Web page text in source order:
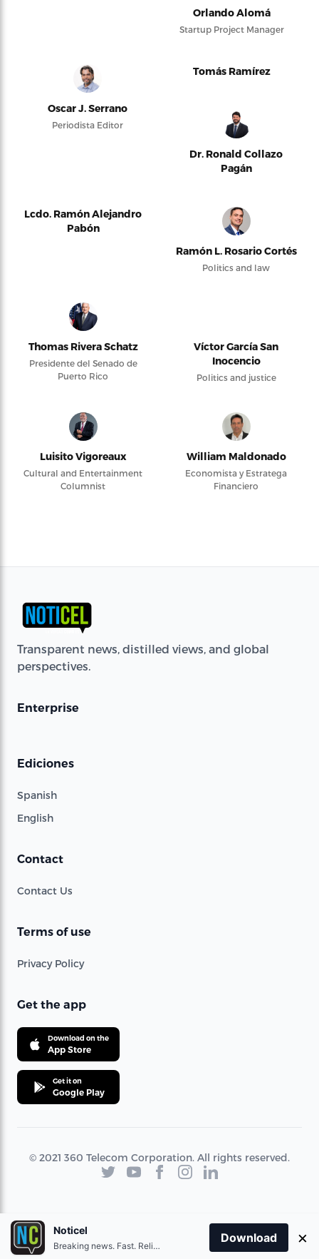
Orlando Alomá
Startup Project Manager
Oscar J. Serrano
Periodista Editor
Tomás Ramírez
Dr. Ronald Collazo
Pagán
Lcdo. Ramón Alejandro
Pabón
Ramón L. Rosario Cortés
Politics and law
Thomas Rivera Schatz
Presidente del Senado de
Puerto Rico
Víctor García San
Inocencio
Politics and justice
Luisito Vigoreaux
Cultural and Entertainment
Columnist
William Maldonado
Economista y Estratega
Financiero
Transparent news, distilled views, and global
perspectives.
Enterprise
Ediciones
Spanish
English
Contact
Contact Us
Terms of use
Privacy Policy
Get the app
Download on the
App Store
Get it on
Google Play
© 2021 360 Telecom Corporation. All rights reserved.
Noticel
Breaking news. Fast. Reliable.
Download ×